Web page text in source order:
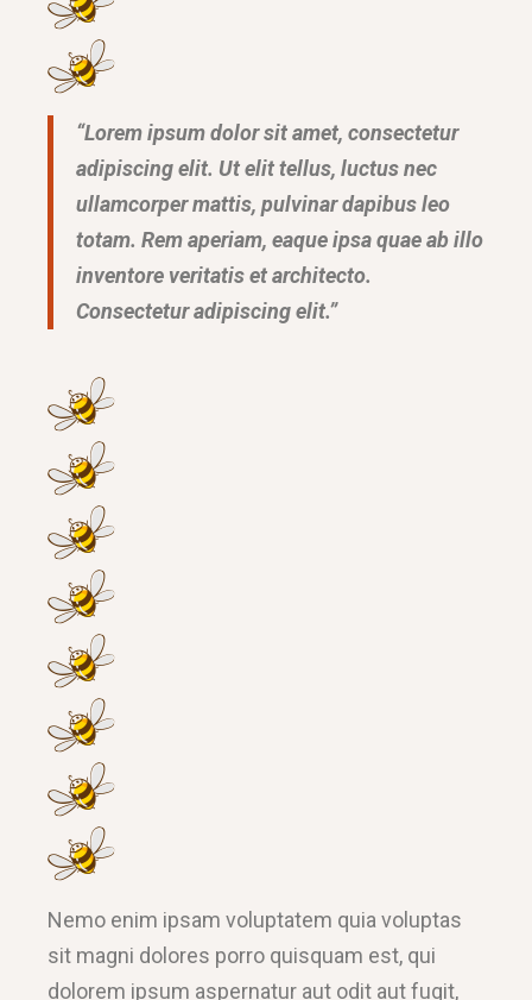
“Lorem ipsum dolor sit amet, consectetur
adipiscing elit. Ut elit tellus, luctus nec
ullamcorper mattis, pulvinar dapibus leo
totam. Rem aperiam, eaque ipsa quae ab illo
inventore veritatis et architecto.
Consectetur adipiscing elit.”
Nemo enim ipsam voluptatem quia voluptas
sit magni dolores porro quisquam est, qui
dolorem ipsum aspernatur aut odit aut fugit,